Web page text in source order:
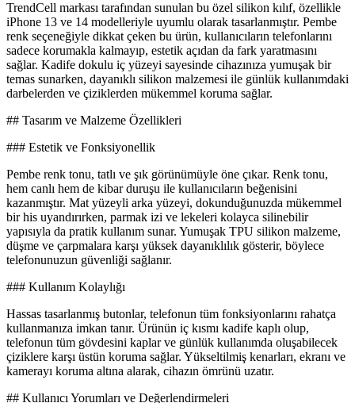
TrendCell markası tarafından sunulan bu özel silikon kılıf, özellikle
iPhone 13 ve 14 modelleriyle uyumlu olarak tasarlanmıştır. Pembe
renk seçeneğiyle dikkat çeken bu ürün, kullanıcıların telefonlarını
sadece korumakla kalmayıp, estetik açıdan da fark yaratmasını
sağlar. Kadife dokulu iç yüzeyi sayesinde cihazınıza yumuşak bir
temas sunarken, dayanıklı silikon malzemesi ile günlük kullanımdaki
darbelerden ve çiziklerden mükemmel koruma sağlar.
## Tasarım ve Malzeme Özellikleri
### Estetik ve Fonksiyonellik
Pembe renk tonu, tatlı ve şık görünümüyle öne çıkar. Renk tonu,
hem canlı hem de kibar duruşu ile kullanıcıların beğenisini
kazanmıştır. Mat yüzeyli arka yüzeyi, dokunduğunuzda mükemmel
bir his uyandırırken, parmak izi ve lekeleri kolayca silinebilir
yapısıyla da pratik kullanım sunar. Yumuşak TPU silikon malzeme,
düşme ve çarpmalara karşı yüksek dayanıklılık gösterir, böylece
telefonunuzun güvenliği sağlanır.
### Kullanım Kolaylığı
Hassas tasarlanmış butonlar, telefonun tüm fonksiyonlarını rahatça
kullanmanıza imkan tanır. Ürünün iç kısmı kadife kaplı olup,
telefonun tüm gövdesini kaplar ve günlük kullanımda oluşabilecek
çiziklere karşı üstün koruma sağlar. Yükseltilmiş kenarları, ekranı ve
kamerayı koruma altına alarak, cihazın ömrünü uzatır.
## Kullanıcı Yorumları ve Değerlendirmeleri